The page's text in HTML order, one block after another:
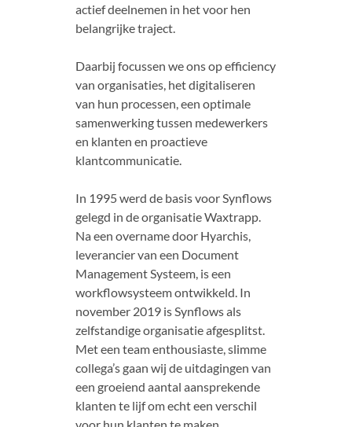
actief deelnemen in het voor hen
belangrijke traject.
Daarbij focussen we ons op efficiency
van organisaties, het digitaliseren
van hun processen, een optimale
samenwerking tussen medewerkers
en klanten en proactieve
klantcommunicatie.
In 1995 werd de basis voor Synflows
gelegd in de organisatie Waxtrapp.
Na een overname door Hyarchis,
leverancier van een Document
Management Systeem, is een
workflowsysteem ontwikkeld. In
november 2019 is Synflows als
zelfstandige organisatie afgesplitst.
Met een team enthousiaste, slimme
collega’s gaan wij de uitdagingen van
een groeiend aantal aansprekende
klanten te lijf om echt een verschil